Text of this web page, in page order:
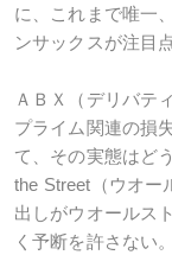
に、これまで唯一
ンサックスが注目点
ＡＢＸ（デリバテ
プライム関連の損
て、その実態はど
the Street（ウオー
出しがウオールス
く予断を許さない。